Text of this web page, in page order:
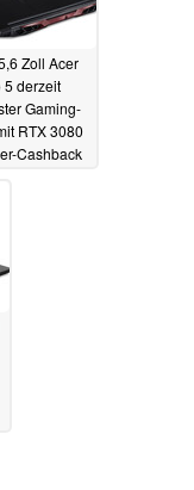
Zoll Acer
5 derzeit
Gaming-
RTX 3080
Cashback